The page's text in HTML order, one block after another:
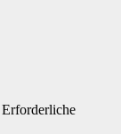
Erforderliche